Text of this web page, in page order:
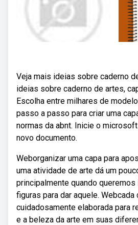
Veja mais ideias sobre caderno
ideias sobre caderno de artes,
Escolha entre milhares de
passo a passo para criar uma
normas da abnt. Inicie o
novo documento.
Weborganizar uma capa para
uma atividade de arte dá um
principalmente quando
figuras para dar aquele. Webcada
cuidadosamente elaborada para
e a beleza da arte em suas